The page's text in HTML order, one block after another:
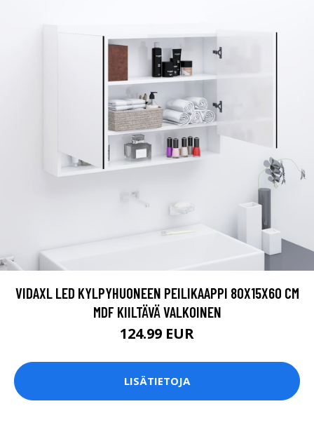
VIDAXL LED KYLPYHUONEEN PEILIKAAPPI 80X15X60 CM
MDF KIILTÄVÄ VALKOINEN
124.99 EUR
LISÄTIETOJA